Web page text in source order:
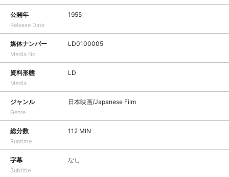
公開年
Release Date
1955
媒体ナンバー
Media No
LD0100005
資料形態
Media
LD
ジャンル
Genre
日本映画/Japanese Film
総分数
Runtime
112 MIN
字幕
Subtitle
なし